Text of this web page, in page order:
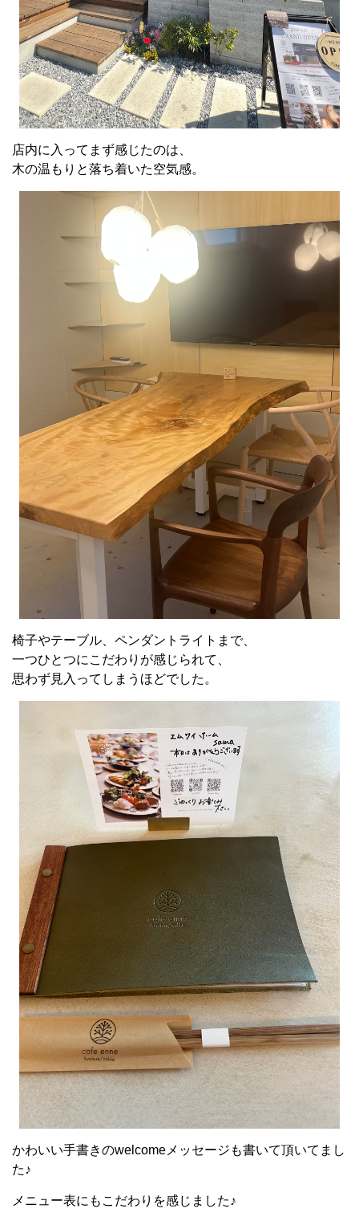
店内に入ってまず感じたのは、
木の温もりと落ち着いた空気感。
椅子やテーブル、ペンダントライトまで、
一つひとつにこだわりが感じられて、
思わず見入ってしまうほどでした。
かわいい手書きのwelcomeメッセージも書いて頂いてまし
た♪
メニュー表にもこだわりを感じました♪